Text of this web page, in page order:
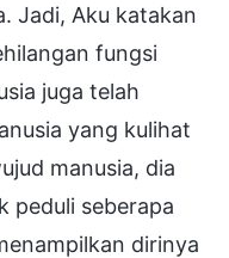
Jadi, Aku katakan
fungsi
juga telah
yang kulihat
manusia, dia
peduli seberapa
dirinya